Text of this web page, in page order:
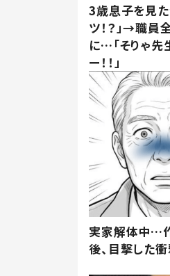
3歳息子を見
ツ！？」→職
に…「そりゃ先
ー！！」
実家解体中…
後、目撃した